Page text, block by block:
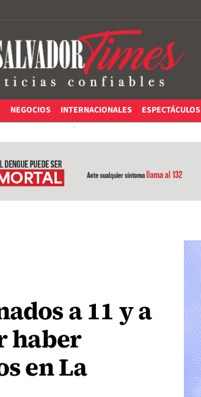
NEGOCIOS INTERNACIONALES ESPECTÁCULOS
a 11 y a
haber
en La